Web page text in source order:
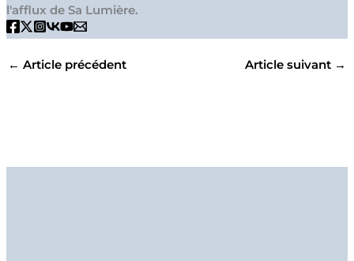
l'afflux de Sa Lumière.
← Article précédent Article suivant →